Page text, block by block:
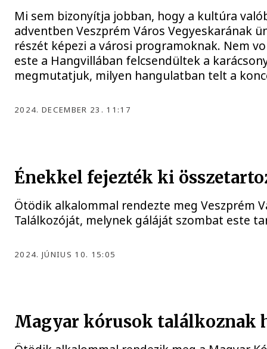
Mi sem bizonyítja jobban, hogy a kultúra
adventben Veszprém Város Vegyeskarának
részét képezi a városi programoknak. Nem
este a Hangvillában felcsendültek a
megmutatjuk, milyen hangulatban telt a
2024. DECEMBER 23. 11:17
Énekkel fejezték ki
Ötödik alkalommal rendezte meg Veszprém
Találkozóját, melynek gáláját szombat este
2024. JÚNIUS 10. 15:05
Magyar kórusok találkoznak